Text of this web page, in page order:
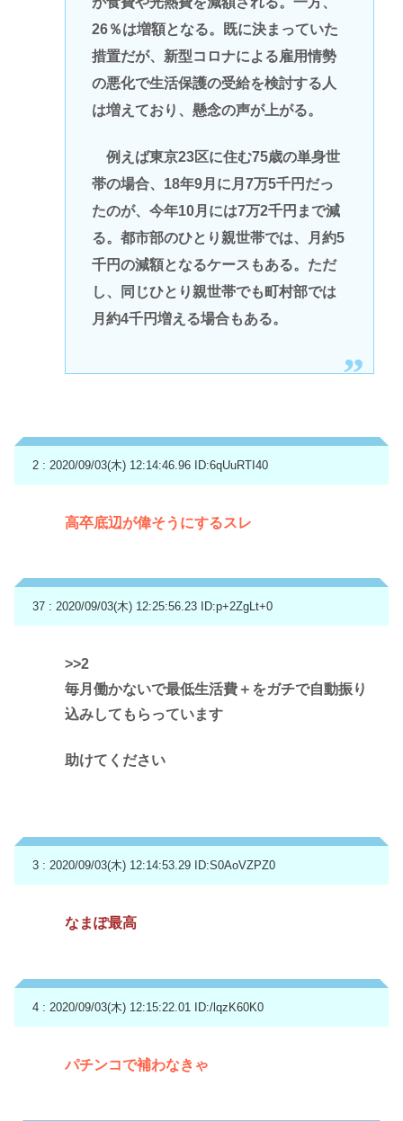
26％は増額となる。既に決まっていた
措置だが、新型コロナによる雇用情勢
の悪化で生活保護の受給を検討する人
は増えており、懸念の声が上がる。
例えば東京23区に住む75歳の単身世
帯の場合、18年9月に月7万5千円だっ
たのが、今年10月には7万2千円まで減
る。都市部のひとり親世帯では、月約5
千円の減額となるケースもある。ただ
し、同じひとり親世帯でも町村部では
月約4千円増える場合もある。
2 : 2020/09/03(木) 12:14:46.96 ID:6qUuRTI40
高卒底辺が偉そうにするスレ
37 : 2020/09/03(木) 12:25:56.23 ID:p+2ZgLt+0
>>2
毎月働かないで最低生活費＋をガチで自動振り
込みしてもらっています
助けてください
3 : 2020/09/03(木) 12:14:53.29 ID:S0AoVZPZ0
なまぽ最高
4 : 2020/09/03(木) 12:15:22.01 ID:/lqzK60K0
パチンコで補わなきゃ